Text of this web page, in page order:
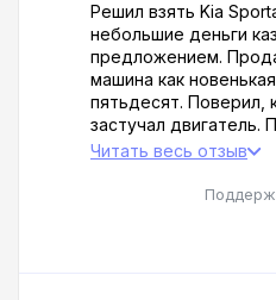
Решил взять Kia
небольшие деньги
предложением.
машина как
пятьдесят. Поверил,
застучал двигатель.
вердикт удручающий:
сто тысяч, масло
Читать весь отзыв